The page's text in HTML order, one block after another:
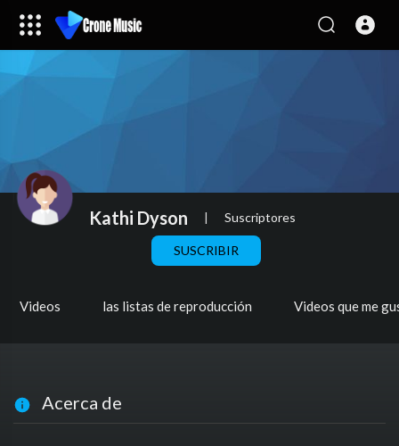
Kathi Dyson | Suscriptores
SUSCRIBIR
Videos las listas de reproducción Videos que me
Acerca de